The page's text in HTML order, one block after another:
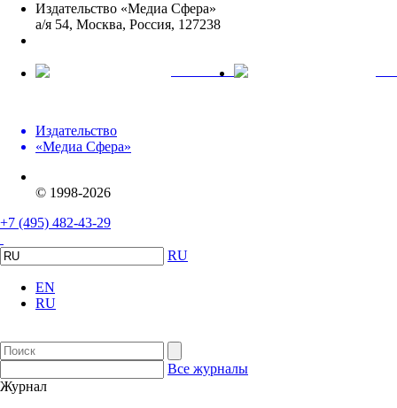
Издательство «Медиа Сфера»
а/я 54, Москва, Россия, 127238
вКонтакте
Издательство
«Медиа Сфера»
© 1998-2026
+7 (495) 482-43-29
RU
EN
RU
Все журналы
Журнал